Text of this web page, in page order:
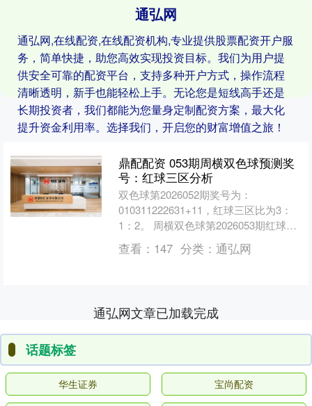
通弘网
通弘网,在线配资,在线配资机构,专业提供股票配资开户服
务，简单快捷，助您高效实现投资目标。我们为用户提
供安全可靠的配资平台，支持多种开户方式，操作流程
清晰透明，新手也能轻松上手。无论您是短线高手还是
长期投资者，我们都能为您量身定制配资方案，最大化
提升资金利用率。选择我们，开启您的财富增值之旅！
鼎配配资 053期周横双色球预测奖
号：红球三区分析
双色球第2026052期奖号为：
010311222631+11，红球三区比为3：
1：2。 周横双色球第2026053期红球三
区分析： 红一区最近10期开出18个....
查看： 147 分类： 通弘网
通弘网文章已加载完成
话题标签
华生证券 宝尚配资